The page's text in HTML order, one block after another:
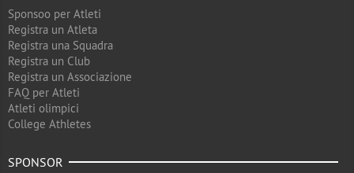
Sponsoo per Atleti
Registra un Atleta
Registra una Squadra
Registra un Club
Registra un Associazione
FAQ per Atleti
Atleti olimpici
College Athletes
SPONSOR